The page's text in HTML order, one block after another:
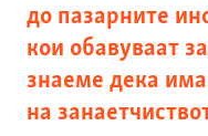
до пазарните
кои обавуваат
знаеме дека има
на